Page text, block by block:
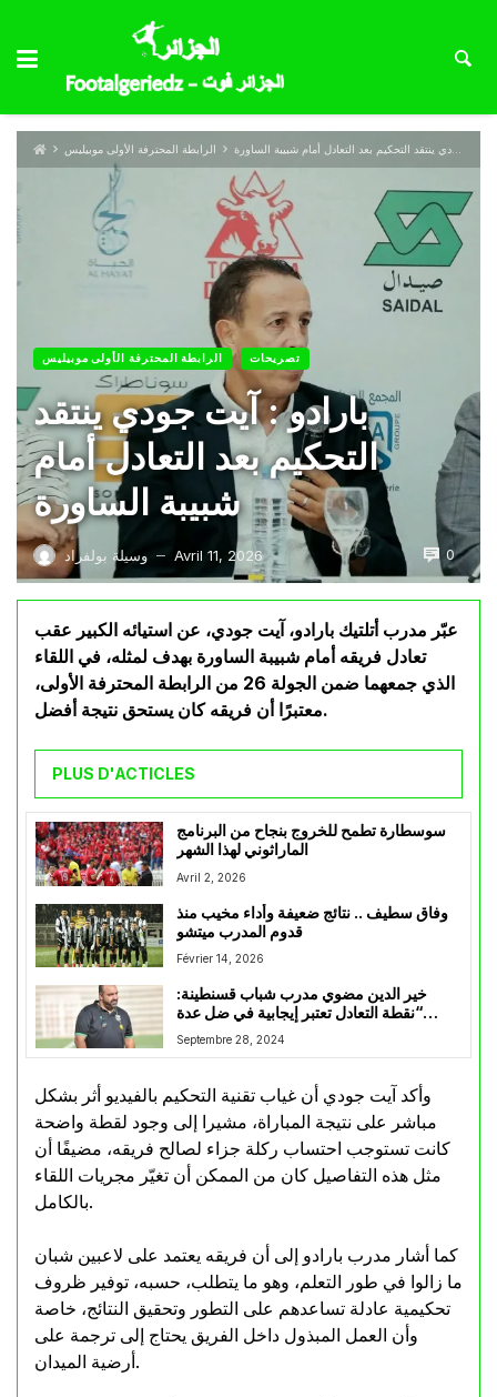
الرابطة المحترفة الأولى موبيليس بارادو : آيت جودي ينتقد التحكيم بعد التعادل أمام شبيبة الساورة
الرابطة المحترفة الأولى موبيليس تصريحات
بارادو : آيت جودي ينتقد
التحكيم بعد التعادل أمام
شبيبة الساورة
وسيلة بولفراد — Avril 11, 2026 0
عبّر مدرب أتلتيك بارادو، آيت جودي، عن استيائه الكبير عقب
تعادل فريقه أمام شبيبة الساورة بهدف لمثله، في اللقاء
الذي جمعهما ضمن الجولة 26 من الرابطة المحترفة الأولى،
معتبرًا أن فريقه كان يستحق نتيجة أفضل.
PLUS D'ACTICLES
سوسطارة تطمح للخروج بنجاح من البرنامج
الماراثوني لهذا الشهر
Avril 2, 2026
وفاق سطيف .. نتائج ضعيفة وأداء مخيب منذ
قدوم المدرب ميتشو
Février 14, 2026
خير الدين مضوي مدرب شباب قسنطينة:
“نقطة التعادل تعتبر إيجابية في ضل عدة
غيابات”
Septembre 28, 2024
وأكد آيت جودي أن غياب تقنية التحكيم بالفيديو أثر بشكل
مباشر على نتيجة المباراة، مشيرا إلى وجود لقطة واضحة
كانت تستوجب احتساب ركلة جزاء لصالح فريقه، مضيفًا أن
مثل هذه التفاصيل كان من الممكن أن تغيّر مجريات اللقاء
بالكامل.
كما أشار مدرب بارادو إلى أن فريقه يعتمد على لاعبين شبان
ما زالوا في طور التعلم، وهو ما يتطلب، حسبه، توفير ظروف
تحكيمية عادلة تساعدهم على التطور وتحقيق النتائج، خاصة
وأن العمل المبذول داخل الفريق يحتاج إلى ترجمة على
أرضية الميدان.